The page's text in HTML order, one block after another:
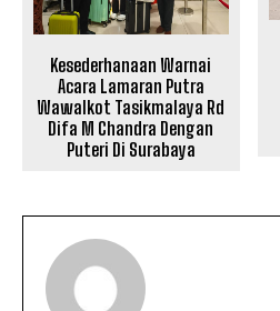
Kesederhanaan Warnai
Acara Lamaran Putra
Wawalkot Tasikmalaya Rd
Difa M Chandra Dengan
Puteri Di Surabaya